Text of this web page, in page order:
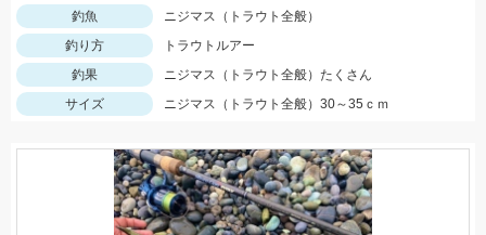
釣魚
ニジマス（トラウト全般）
釣り方
トラウトルアー
釣果
ニジマス（トラウト全般）たくさん
サイズ
ニジマス（トラウト全般）30～35ｃｍ